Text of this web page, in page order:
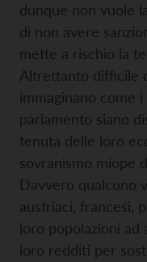
dunque non vuole
di non avere
mette a rischio la
Altrettanto difficile
immaginano come
parlamento siano
tenuta delle loro
sovranismo miope
Davvero qualcuno
austriaci, francesi,
loro popolazioni
loro redditi per